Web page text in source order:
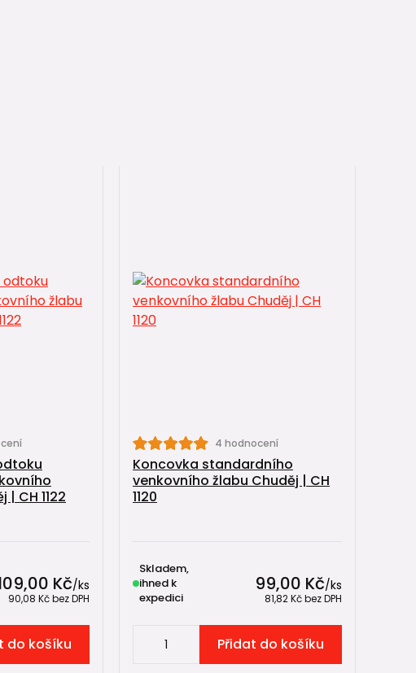
| CH 1122
Kč/ks
90,08 Kčbez DPH
do košíku
4 hodnocení
Koncovka standardního
venkovního žlabu Chuděj | CH
1120
99,00 Kč/ks
81,82 Kčbez DPH
Skladem,
ihned k
expedici
Přidat do košíku